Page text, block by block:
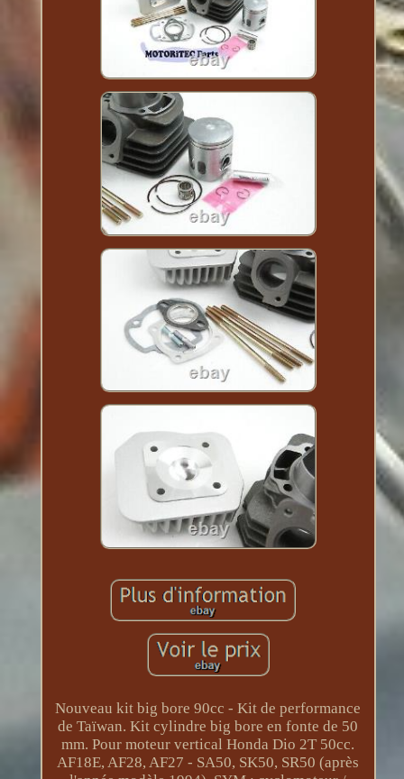
Nouveau kit big bore 90cc - Kit de performance
de Taïwan. Kit cylindre big bore en fonte de 50
mm. Pour moteur vertical Honda Dio 2T 50cc.
AF18E, AF28, AF27 - SA50, SK50, SR50 (après